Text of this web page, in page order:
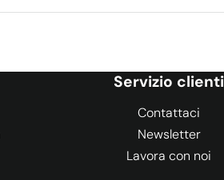
Servizio clienti
Contattaci
Newsletter
Lavora con noi